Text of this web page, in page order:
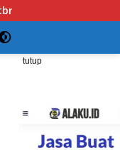
Kemarau,
tutup